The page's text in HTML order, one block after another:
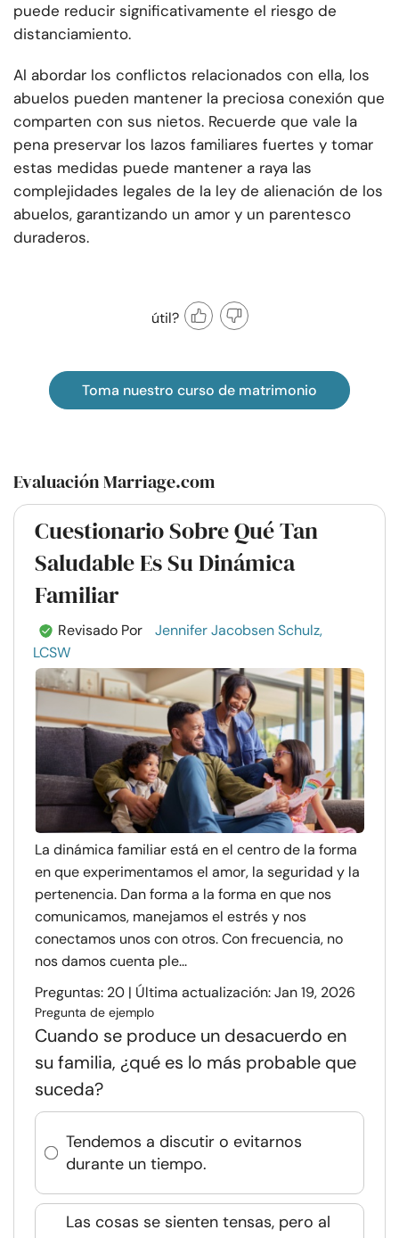
puede reducir significativamente el riesgo de
distanciamiento.
Al abordar los conflictos relacionados con ella, los
abuelos pueden mantener la preciosa conexión que
comparten con sus nietos. Recuerde que vale la
pena preservar los lazos familiares fuertes y tomar
estas medidas puede mantener a raya las
complejidades legales de la ley de alienación de los
abuelos, garantizando un amor y un parentesco
duraderos.
útil?
Toma nuestro curso de matrimonio
Evaluación Marriage.com
Cuestionario Sobre Qué Tan
Saludable Es Su Dinámica
Familiar
Revisado Por
Jennifer Jacobsen Schulz,
LCSW
La dinámica familiar está en el centro de la forma
en que experimentamos el amor, la seguridad y la
pertenencia. Dan forma a la forma en que nos
comunicamos, manejamos el estrés y nos
conectamos unos con otros. Con frecuencia, no
nos damos cuenta ple...
Preguntas: 20 | Última actualización: Jan 19, 2026
Pregunta de ejemplo
Cuando se produce un desacuerdo en
su familia, ¿qué es lo más probable que
suceda?
Tendemos a discutir o evitarnos
durante un tiempo.
Las cosas se sienten tensas, pero al